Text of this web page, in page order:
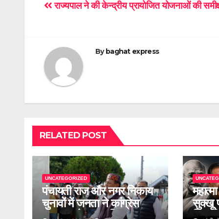
Post
राज्यपाल ने की केन्द्रीय प्रायोजित योजनाओं की
Bybaghat express
RELATED POST
UNCATEGORIZED
पंचायती राज और नगर निकाय
चुनावों में जनता ने कांग्रेस
सरकार को नकार दिया, 2027
सुक्खू